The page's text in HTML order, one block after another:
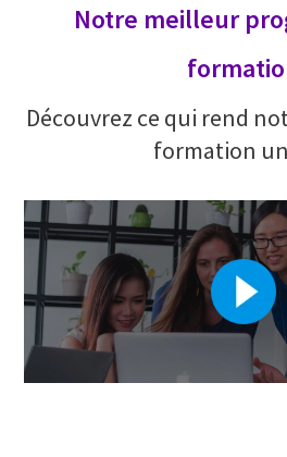
Notre meilleur
Découvrez ce qui rend
formation